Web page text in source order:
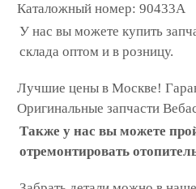
Каталожный номер: 90433А
У нас вы можете купить
склада оптом и в розницу.
Лучшие цены в Москве!
Оригинальные запчасти
Также у нас вы можете
отремонтировать